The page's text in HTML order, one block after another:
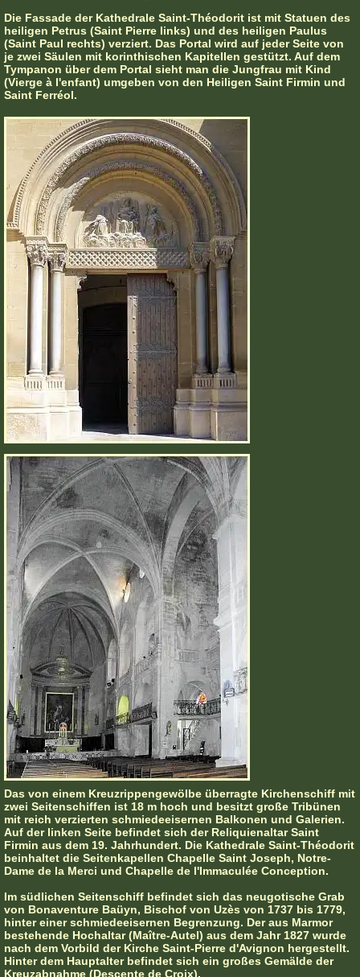
Die Fassade der Kathedrale Saint-Théodorit ist mit Statuen des
heiligen Petrus (Saint Pierre links) und des heiligen Paulus
(Saint Paul rechts) verziert. Das Portal wird auf jeder Seite von
je zwei Säulen mit korinthischen Kapitellen gestützt. Auf dem
Tympanon über dem Portal sieht man die Jungfrau mit Kind
(Vierge à l'enfant) umgeben von den Heiligen Saint Firmin und
Saint Ferréol.
Das von einem Kreuzrippengewölbe überragte Kirchenschiff mit
zwei Seitenschiffen ist 18 m hoch und besitzt große Tribünen
mit reich verzierten schmiedeeisernen Balkonen und Galerien.
Auf der linken Seite befindet sich der Reliquienaltar Saint
Firmin aus dem 19. Jahrhundert. Die Kathedrale Saint-Théodorit
beinhaltet die Seitenkapellen Chapelle Saint Joseph, Notre-
Dame de la Merci und Chapelle de l'Immaculée Conception.
Im südlichen Seitenschiff befindet sich das neugotische Grab
von Bonaventure Baüyn, Bischof von Uzès von 1737 bis 1779,
hinter einer schmiedeeisernen Begrenzung. Der aus Marmor
bestehende Hochaltar (Maître-Autel) aus dem Jahr 1827 wurde
nach dem Vorbild der Kirche Saint-Pierre d'Avignon hergestellt.
Hinter dem Hauptalter befindet sich ein großes Gemälde der
Kreuzabnahme (Descente de Croix).